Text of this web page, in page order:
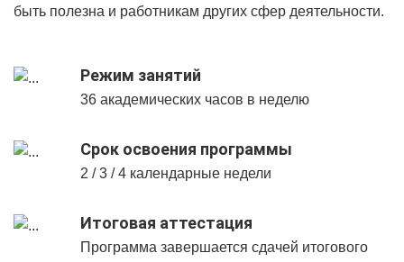
быть полезна и работникам других сфер деятельности.
Режим занятий
36 академических часов в неделю
Срок освоения программы
2 / 3 / 4 календарные недели
Итоговая аттестация
Программа завершается сдачей итогового